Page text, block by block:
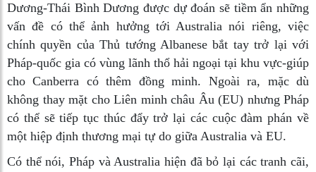
Dương-Thái Bình Dương được dự đoán sẽ tiềm ẩn những
vấn đề có thể ảnh hưởng tới Australia nói riêng, việc
chính quyền của Thủ tướng Albanese bắt tay trở lại với
Pháp-quốc gia có vùng lãnh thổ hải ngoại tại khu vực-giúp
cho Canberra có thêm đồng minh. Ngoài ra, mặc dù
không thay mặt cho Liên minh châu Âu (EU) nhưng Pháp
có thể sẽ tiếp tục thúc đẩy trở lại các cuộc đàm phán về
một hiệp định thương mại tự do giữa Australia và EU.
Có thể nói, Pháp và Australia hiện đã bỏ lại các tranh cãi,